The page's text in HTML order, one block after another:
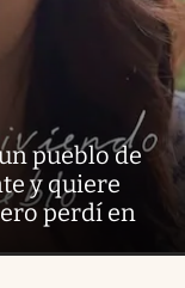
pueblo de
y quiere
perdí en